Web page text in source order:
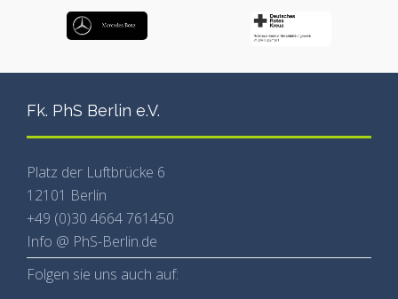
Fk. PhS Berlin e.V.
Platz der Luftbrücke 6
12101 Berlin
+49 (0)30 4664 761450
Info @ PhS-Berlin.de
Folgen sie uns auch auf: